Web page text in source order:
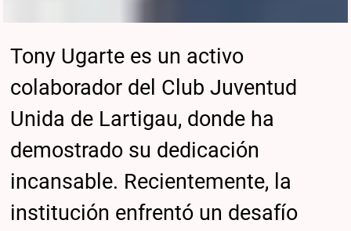
Tony Ugarte es un activo
colaborador del Club Juventud
Unida de Lartigau, donde ha
demostrado su dedicación
incansable. Recientemente, la
institución enfrentó un desafío